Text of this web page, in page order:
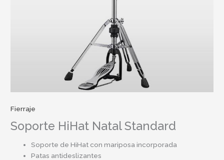
Fierraje
Soporte HiHat Natal Standard
Soporte de HiHat con mariposa incorporada
Patas antideslizantes